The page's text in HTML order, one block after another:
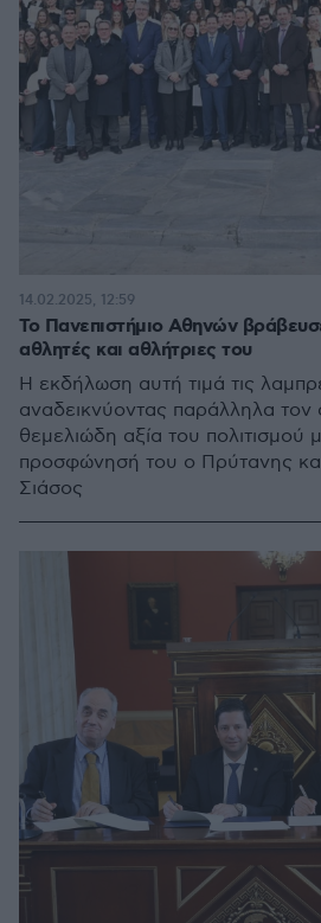
To Πανεπιστήμιο Αθηνών
αθλητές και αθλήτριες του
Η εκδήλωση αυτή τιμά τις
αναδεικνύοντας παράλληλα τον
θεμελιώδη αξία του πολιτισμού
προσφώνησή του ο Πρύτανης
Σιάσος
14.02.2025, 12:59